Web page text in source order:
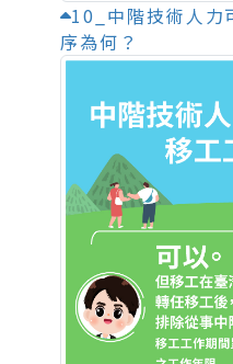
10_中階技術人力
序為何？